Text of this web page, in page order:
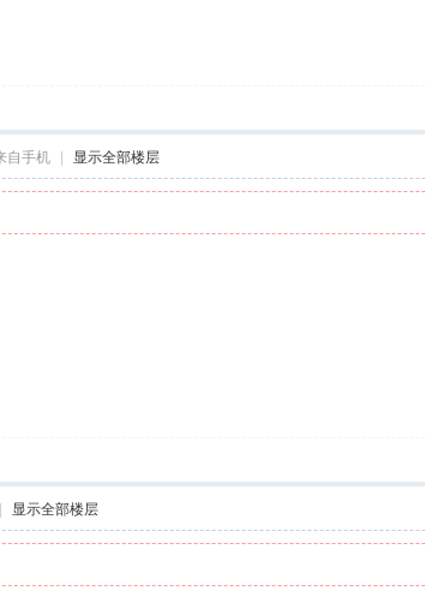
自手机 显示全部楼层
显示全部楼层